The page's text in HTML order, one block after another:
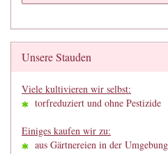
Unsere Stauden
Viele kultivieren wir selbst:
torfreduziert und ohne Pestizide
Einiges kaufen wir zu:
aus Gärtnereien in der